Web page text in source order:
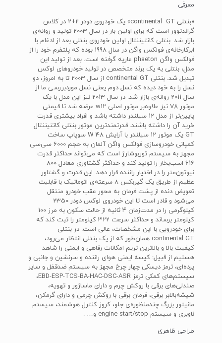
معرفی
«بنتلی continental GT» یک خودروی دودر 2+2 در کلاس
گراندتوور است که برای اولین بار در سال 2003 تولید و روانه‌ی
بازار شد. بنتلی کانتیننتال اولین خودروی بنتلی بعد از ادغام با
ابرکارخانه‌ی فولکس واگن در سال 1998 بوده که پلتفرم خود را از
فولکس واگن phaeton عاریه گرفته است. بعد از تولید این
مدل، بنتلی به یک برند متخصص در تولید خودروهای لوکس
تبدیل شد. بنتلی continental GT از سال 2003 تا به امروز، دو
نسل را به خود دیده که نسل دوم یعنی نسل موردبررسی ما از
سال 2011 روانه‌ی بازار شد. در سال 2013 نیز این مدل با یک
موتور V8 نیز علاوه‌بر موتور اصلی w12 عرضه شد تا قیمتی
پایین‌تر از مدل 12 سیلندر داشته باشد و افراد بیشتری قدرت
خرید آن را داشته باشند. قدرتمندترین موتور بنتلی کانتیننتال
GT یک موتور 12 سیلندر با آرایش W 48 سوپاپ ساخت
کمپانی خودروسازی فولکس واگن آلمان به حجم 6000 سی‌سی
مجهز به سیستم توربوشارژ است که می‌تواند حداکثر قدرت
616 اسب‌بخار را تولید کند و حداکثر گشتاوری معادل 800
نیوتون‌متر را در اختیار راننده قرار دهد. این قدرت و گشتاور
عظیم از طریق یک گیربکس 8 سرعته‌ی اتوماتیک با قابلیت
تعویض دنده از پشت فرمان به محور عقب خودرو منتقل
می‌شود و قادر است تا این خودروی لوکس دودر 2350
کیلوگرمی را در مدت‌زمان 4 ثانیه از حالت سکون به مرز 100
کیلومتر برساند و حداکثر سرعت 322 کیلومتر را ثبت کند که
برای خودرویی با این مشخصات، عالی است. در بنتلی
continental GT همان‌طور که از یک بنتلی انتظار می‌رود،
کیفیت بالا و بالاترین تریم امکانات رفاهی و ایمنی را شاهد
هستیم از قبیل: کیسه ایمنی هوای راننده و سرنشین و جانبی و
پرده‌ای، ترمز دیسکی چهار چرخ مجهز به سیستم ضدقفل و سایر
سیستم‌های کمکی ترمز EBD-ESP-TCS-BA-HAC-DSC-ASR،
صندلی‌های برقی با روکش چرم و دارای ماساژور و تهویه،
شیشه‌بالابر برقی، فرمان برقی با روکش چرمی و دارای گرمکن،
مانیتور بزرگ چندمنظوره‌ی جلو، کروز کنترل هوشمند، سیستم
ناوبری و سیستم engine start/stop و… .
طراحی ظاهری